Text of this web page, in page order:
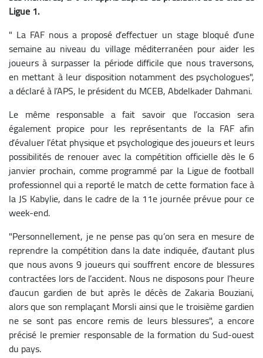
Ligue 1.
" La FAF nous a proposé d’effectuer un stage bloqué d’une
semaine au niveau du village méditerranéen pour aider les
joueurs à surpasser la période difficile que nous traversons,
en mettant à leur disposition notamment des psychologues",
a déclaré à l’APS, le président du MCEB, Abdelkader Dahmani.
Le même responsable a fait savoir que l’occasion sera
également propice pour les représentants de la FAF afin
d’évaluer l’état physique et psychologique des joueurs et leurs
possibilités de renouer avec la compétition officielle dès le 6
janvier prochain, comme programmé par la Ligue de football
professionnel qui a reporté le match de cette formation face à
la JS Kabylie, dans le cadre de la 11e journée prévue pour ce
week-end.
"Personnellement, je ne pense pas qu’on sera en mesure de
reprendre la compétition dans la date indiquée, d’autant plus
que nous avons 9 joueurs qui souffrent encore de blessures
contractées lors de l’accident. Nous ne disposons pour l’heure
d’aucun gardien de but après le décès de Zakaria Bouziani,
alors que son remplaçant Morsli ainsi que le troisième gardien
ne se sont pas encore remis de leurs blessures", a encore
précisé le premier responsable de la formation du Sud-ouest
du pays.